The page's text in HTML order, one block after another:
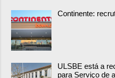
Continente:
ULSBE está a
para Serviço de